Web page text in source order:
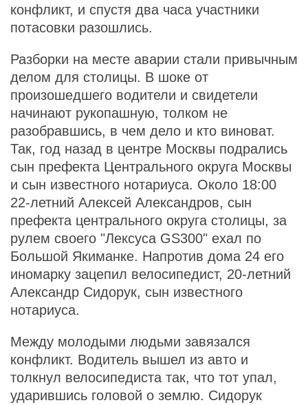
конфликт, и спустя два часа участники
потасовки разошлись.
Разборки на месте аварии стали привычным
делом для столицы. В шоке от
произошедшего водители и свидетели
начинают рукопашную, толком не
разобравшись, в чем дело и кто виноват.
Так, год назад в центре Москвы подрались
сын префекта Центрального округа Москвы
и сын известного нотариуса. Около 18:00
22-летний Алексей Александров, сын
префекта центрального округа столицы, за
рулем своего "Лексуса GS300" ехал по
Большой Якиманке. Напротив дома 24 его
иномарку зацепил велосипедист, 20-летний
Александр Сидорук, сын известного
нотариуса.
Между молодыми людьми завязался
конфликт. Водитель вышел из авто и
толкнул велосипедиста так, что тот упал,
ударившись головой о землю. Сидорук